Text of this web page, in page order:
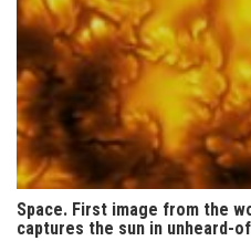
Space. First image from the
captures the sun in unheard-